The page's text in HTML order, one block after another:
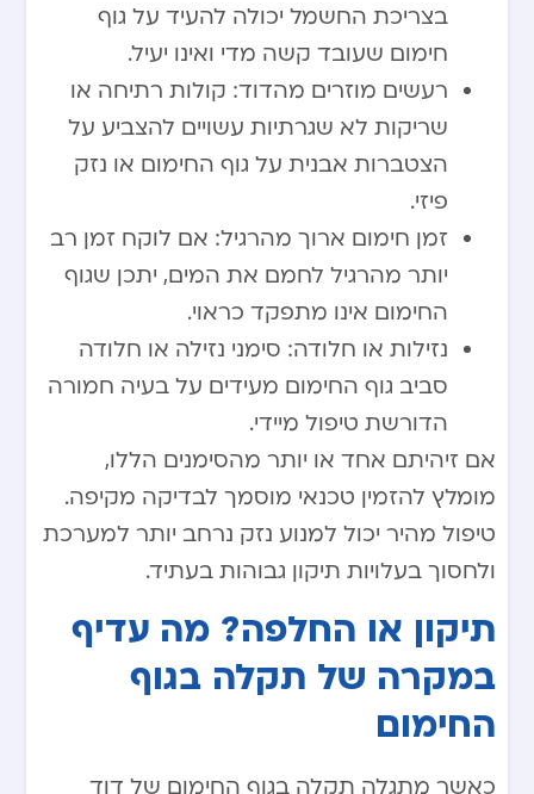
בצריכת החשמל יכולה להעיד על גוף
חימום שעובד קשה מדי ואינו יעיל.
רעשים מוזרים מהדוד: קולות רתיחה או
שריקות לא שגרתיות עשויים להצביע על
הצטברות אבנית על גוף החימום או נזק
פיזי.
זמן חימום ארוך מהרגיל: אם לוקח זמן רב
יותר מהרגיל לחמם את המים, יתכן שגוף
החימום אינו מתפקד כראוי.
נזילות או חלודה: סימני נזילה או חלודה
סביב גוף החימום מעידים על בעיה חמורה
הדורשת טיפול מיידי.
אם זיהיתם אחד או יותר מהסימנים הללו,
מומלץ להזמין טכנאי מוסמך לבדיקה מקיפה.
טיפול מהיר יכול למנוע נזק נרחב יותר למערכת
ולחסוך בעלויות תיקון גבוהות בעתיד.
תיקון או החלפה? מה עדיף
במקרה של תקלה בגוף
החימום
כאשר מתגלה תקלה בגוף החימום של דוד